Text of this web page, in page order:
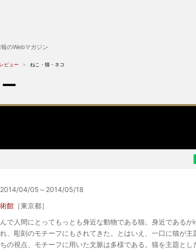
ビュー ねこ・猫・ネコ
04/05～2014/05/18
館 ［東京都］
で人間にとってもっとも身近な動物である猫。身近であるが
、彫刻のモチーフにもされてきた。とはいえ、一口に猫が
の視点、モチーフに用いた文脈は多様である。猫を主題とし
のWebマガジン